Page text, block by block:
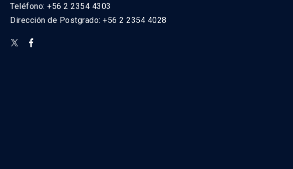
Teléfono: +56 2 2354 4303
Dirección de Postgrado: +56 2 2354 4028